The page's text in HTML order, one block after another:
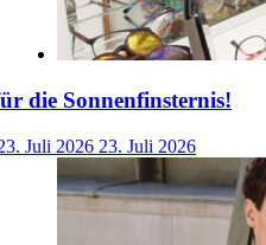
die Sonnenfinsternis!
Juli 2026 23. Juli 2026